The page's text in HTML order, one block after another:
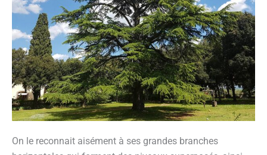
On le reconnait aisément à ses grandes branches